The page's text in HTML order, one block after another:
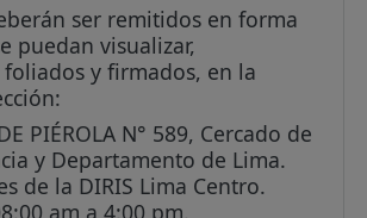
ser remitidos en forma
puedan visualizar,
y firmados, en la
PIÉROLA N° 589, Cercado de
y Departamento de Lima.
de la DIRIS Lima Centro.